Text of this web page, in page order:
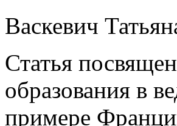
Васкевич
Статья
образования в
примере